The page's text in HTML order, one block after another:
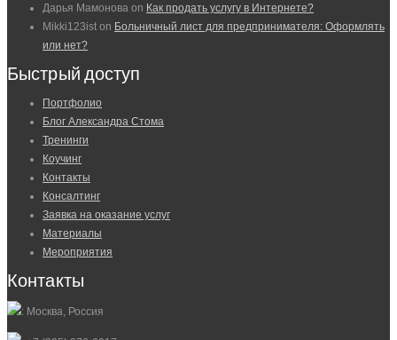
Дарья Мамонова on Как продать услугу в Интернете?
Mikki123ist on Больничный лист для предпринимателя: Оформлять
или нет?
Быстрый доступ
Портфолио
Блог Александра Стома
Тренинги
Коучинг
Контакты
Консалтинг
Заявка на оказание услуг
Материалы
Мероприятия
Контакты
: Москва, Россия